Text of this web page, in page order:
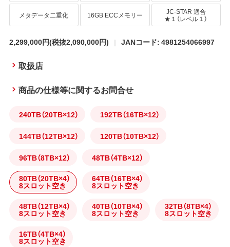
メタデータ二重化 16GB ECCメモリー JC-STAR 適合
★１（レベル１）
2,299,000円(税抜2,090,000円) JANコード: 4981254066997
取扱店
商品の仕様等に関するお問合せ
240TB（20TB×12） 192TB（16TB×12）
144TB（12TB×12） 120TB（10TB×12）
96TB（8TB×12）
48TB（4TB×12）
80TB（20TB×4）
8スロット空き
64TB（16TB×4）
8スロット空き
48TB（12TB×4）
8スロット空き
40TB（10TB×4）
8スロット空き
32TB（8TB×4）
8スロット空き
16TB（4TB×4）
8スロット空き